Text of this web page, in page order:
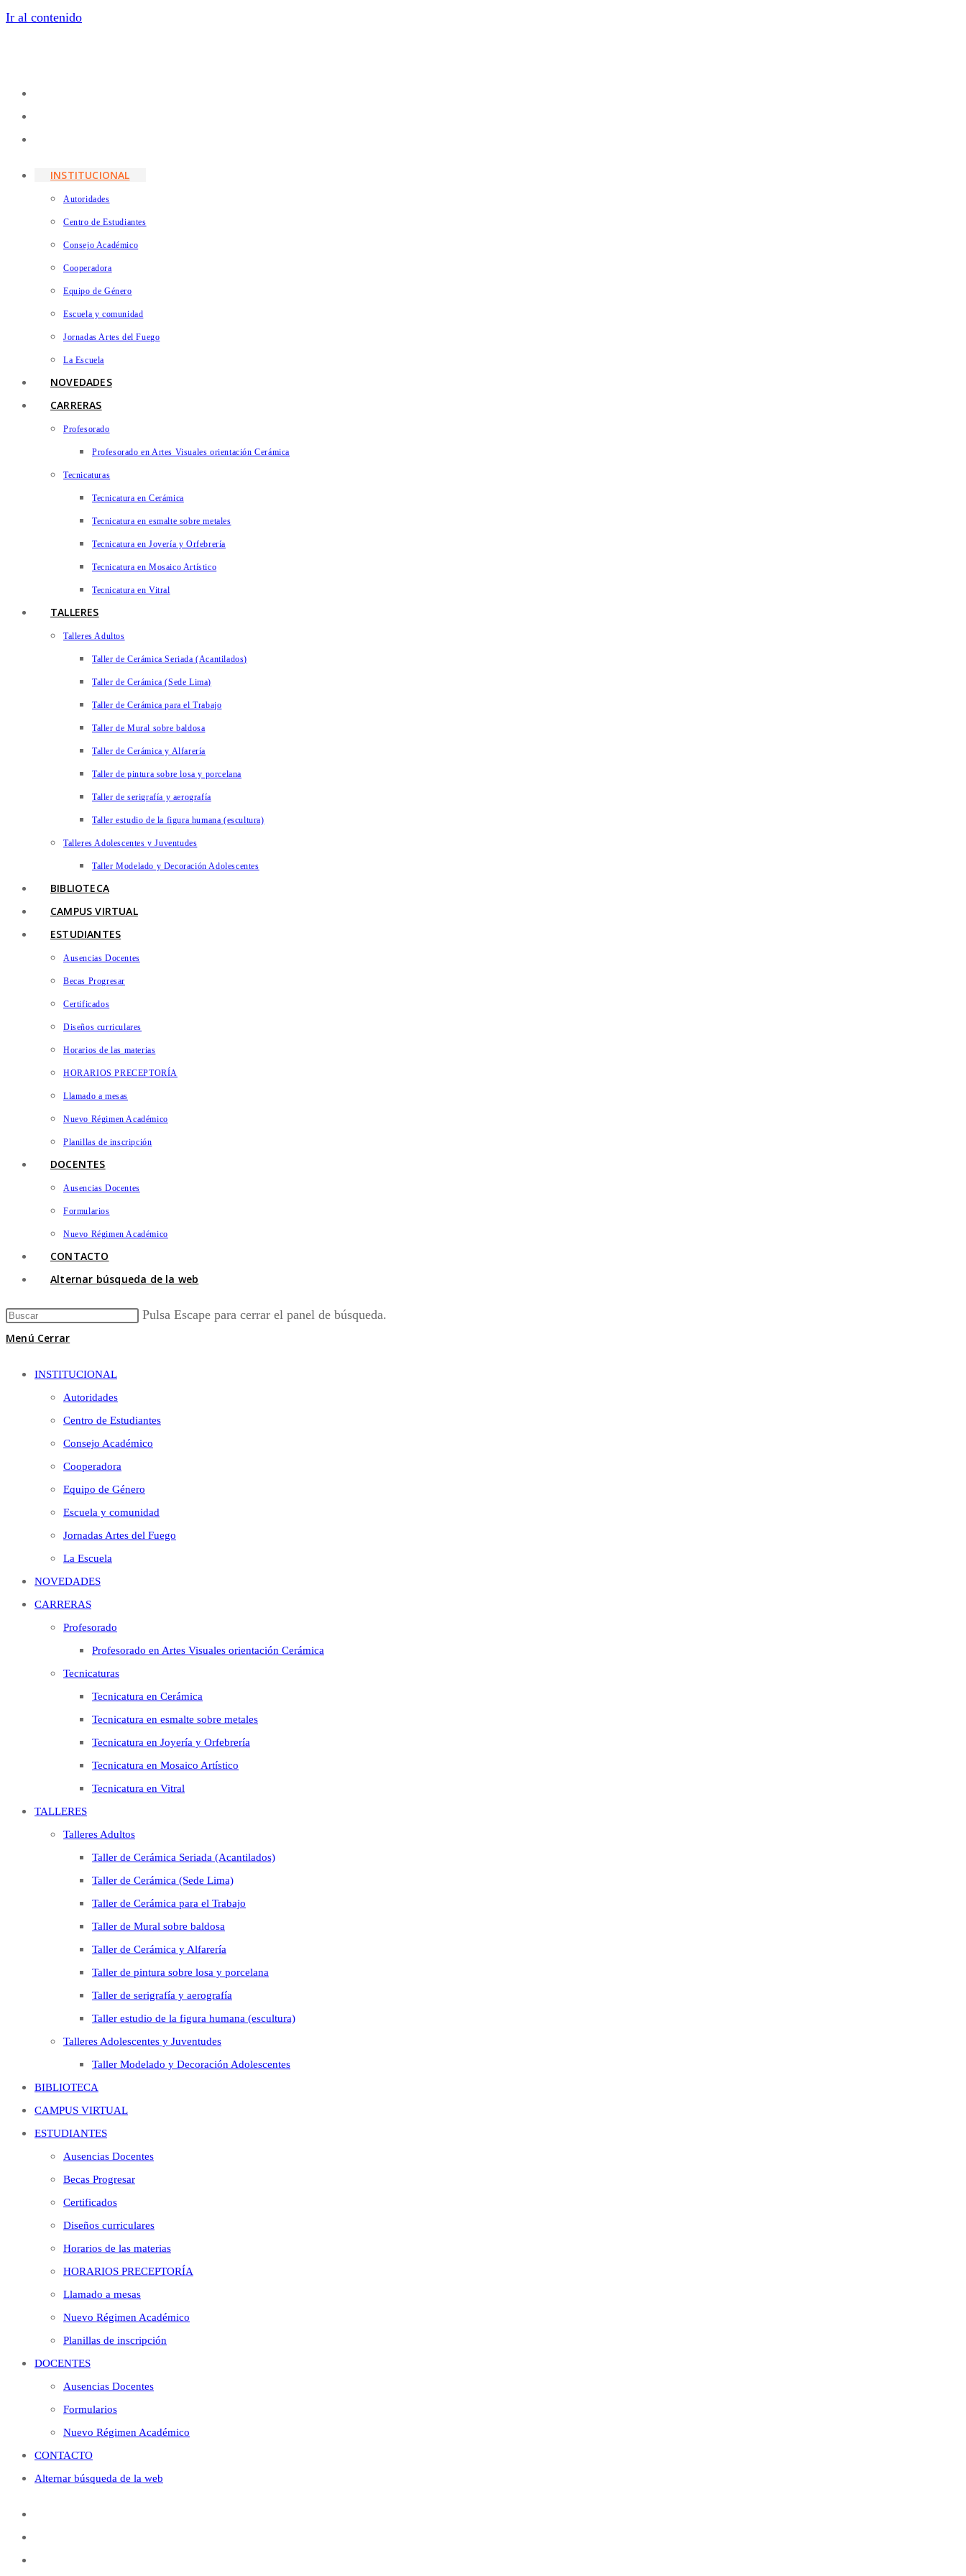
Ir al contenido
INSTITUCIONAL
Autoridades
Centro de Estudiantes
Consejo Académico
Cooperadora
Equipo de Género
Escuela y comunidad
Jornadas Artes del Fuego
La Escuela
NOVEDADES
CARRERAS
Profesorado
Profesorado en Artes Visuales orientación Cerámica
Tecnicaturas
Tecnicatura en Cerámica
Tecnicatura en esmalte sobre metales
Tecnicatura en Joyería y Orfebrería
Tecnicatura en Mosaico Artístico
Tecnicatura en Vitral
TALLERES
Talleres Adultos
Taller de Cerámica Seriada (Acantilados)
Taller de Cerámica (Sede Lima)
Taller de Cerámica para el Trabajo
Taller de Mural sobre baldosa
Taller de Cerámica y Alfarería
Taller de pintura sobre losa y porcelana
Taller de serigrafía y aerografía
Taller estudio de la figura humana (escultura)
Talleres Adolescentes y Juventudes
Taller Modelado y Decoración Adolescentes
BIBLIOTECA
CAMPUS VIRTUAL
ESTUDIANTES
Ausencias Docentes
Becas Progresar
Certificados
Diseños curriculares
Horarios de las materias
HORARIOS PRECEPTORÍA
Llamado a mesas
Nuevo Régimen Académico
Planillas de inscripción
DOCENTES
Ausencias Docentes
Formularios
Nuevo Régimen Académico
CONTACTO
Alternar búsqueda de la web
Pulsa Escape para cerrar el panel de búsqueda.
Menú Cerrar
INSTITUCIONAL
Autoridades
Centro de Estudiantes
Consejo Académico
Cooperadora
Equipo de Género
Escuela y comunidad
Jornadas Artes del Fuego
La Escuela
NOVEDADES
CARRERAS
Profesorado
Profesorado en Artes Visuales orientación Cerámica
Tecnicaturas
Tecnicatura en Cerámica
Tecnicatura en esmalte sobre metales
Tecnicatura en Joyería y Orfebrería
Tecnicatura en Mosaico Artístico
Tecnicatura en Vitral
TALLERES
Talleres Adultos
Taller de Cerámica Seriada (Acantilados)
Taller de Cerámica (Sede Lima)
Taller de Cerámica para el Trabajo
Taller de Mural sobre baldosa
Taller de Cerámica y Alfarería
Taller de pintura sobre losa y porcelana
Taller de serigrafía y aerografía
Taller estudio de la figura humana (escultura)
Talleres Adolescentes y Juventudes
Taller Modelado y Decoración Adolescentes
BIBLIOTECA
CAMPUS VIRTUAL
ESTUDIANTES
Ausencias Docentes
Becas Progresar
Certificados
Diseños curriculares
Horarios de las materias
HORARIOS PRECEPTORÍA
Llamado a mesas
Nuevo Régimen Académico
Planillas de inscripción
DOCENTES
Ausencias Docentes
Formularios
Nuevo Régimen Académico
CONTACTO
Alternar búsqueda de la web